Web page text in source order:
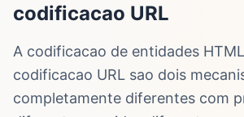
codificacao URL
A codificacao de entidades
codificacao URL sao dois
completamente diferentes com